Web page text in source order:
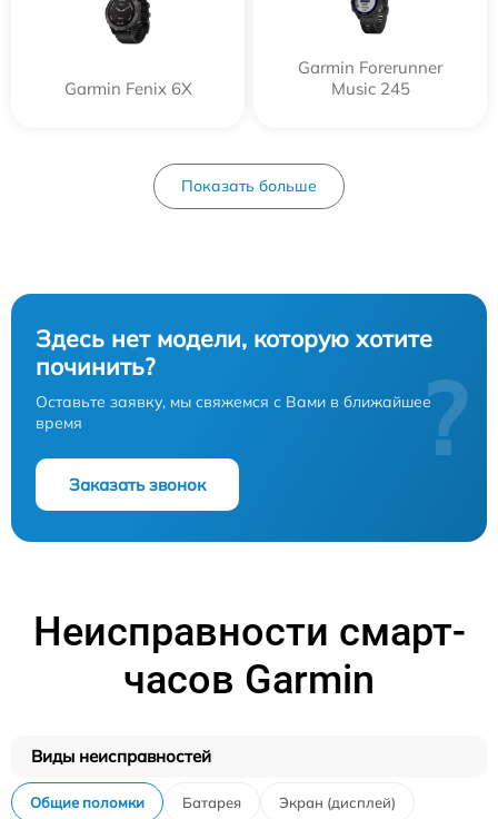
Garmin Fenix 6X
Garmin Forerunner
Music 245
Показать больше
Здесь нет модели, которую хотите
починить?
Оставьте заявку, мы свяжемся с Вами в ближайшее
время
Заказать звонок
?
Неисправности смарт-
часов Garmin
Виды неисправностей
Общие поломки Батарея Экран (дисплей)